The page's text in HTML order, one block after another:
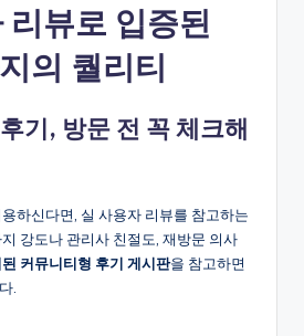
리뷰로 입증된
의 퀄리티
기, 방문 전 꼭 체크해
하신다면, 실 사용자 리뷰를 참고하는
강도나 관리사 친절도, 재방문 의사
커뮤니티형 후기 게시판을 참고하면
.